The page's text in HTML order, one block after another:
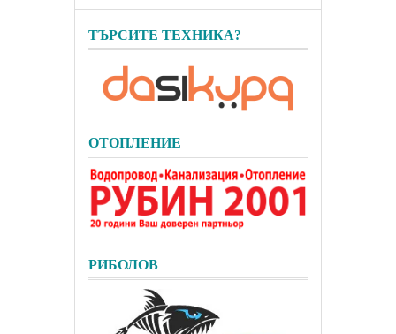
ТЪРСИТЕ ТЕХНИКА?
ОТОПЛЕНИЕ
РИБОЛОВ